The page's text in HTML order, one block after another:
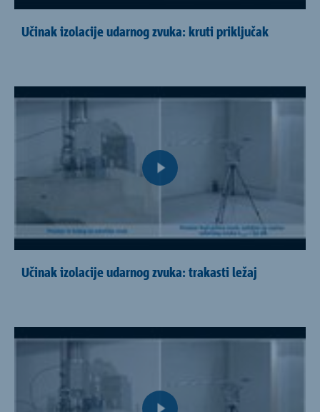
Učinak izolacije udarnog zvuka: kruti priključak
Učinak izolacije udarnog zvuka: trakasti ležaj